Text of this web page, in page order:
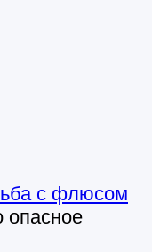
с флюсом
опасное